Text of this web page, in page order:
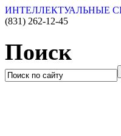
ИНТЕЛЛЕКТУАЛЬНЫЕ
(831) 262-12-45
Поиск